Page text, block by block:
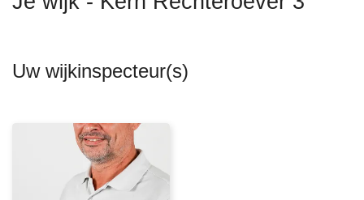
Uw wijkinspecteur(s)